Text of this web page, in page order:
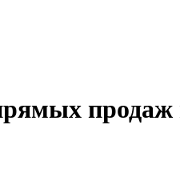
продаж